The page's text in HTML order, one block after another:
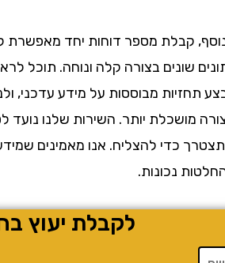
קבלת מספר דוחות יחד מאפשרת לך
שונים בצורה קלה ונוחה. תוכל לראות
מבוססות על מידע עדכני,
יותר. השירות שלנו נועד
כדי להצליח. אנו מאמינים שמידע
נכונות.
לקבלת יעוץ